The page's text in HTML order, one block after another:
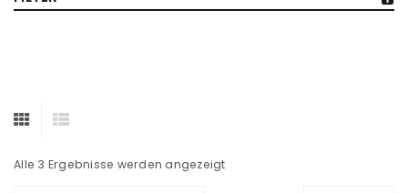
Alle 3 Ergebnisse werden angezeigt